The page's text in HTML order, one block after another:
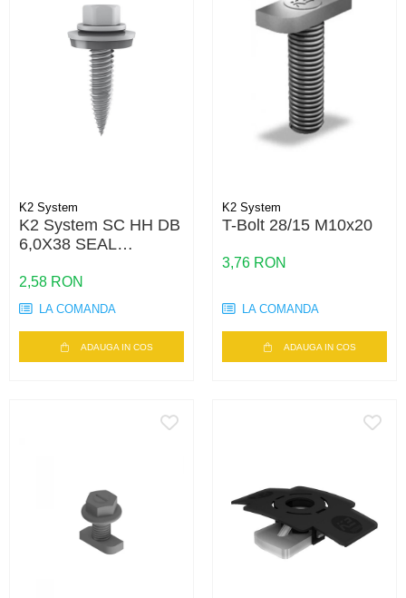
K2 System
K2 System SC HH DB
6,0X38 SEAL
2,58 RON
LA COMANDA
ADAUGA IN COS
K2 System
T-Bolt 28/15 M10x20
3,76 RON
LA COMANDA
ADAUGA IN COS